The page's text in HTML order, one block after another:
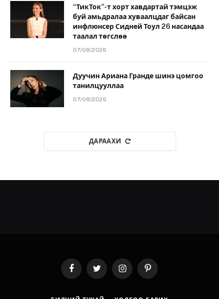
“ТикТок”-т хорт хавдартай тэмцэж
буй амьдралаа хуваалцдаг байсан
инфлюнсер Сидней Тоул 26 насандаа
таалал төгслөө
07/08/2026
Дуучин Ариана Гранде шинэ цомгоо
танилцууллаа
07/08/2026
ДАРААХИ
FacebookTwitter InstagramPinterest